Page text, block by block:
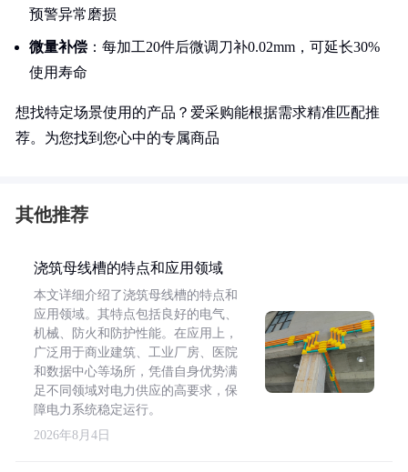
预警异常磨损
微量补偿 ：每加工20件后微调刀补0.02mm，可延长30%
使用寿命
想找特定场景使用的产品？爱采购能根据需求精准匹配推
荐。为您找到您心中的专属商品
其他推荐
浇筑母线槽的特点和应用领域
本文详细介绍了浇筑母线槽的特点和
应用领域。其特点包括良好的电气、
机械、防火和防护性能。在应用上，
广泛用于商业建筑、工业厂房、医院
和数据中心等场所，凭借自身优势满
足不同领域对电力供应的高要求，保
障电力系统稳定运行。
2026年8月4日